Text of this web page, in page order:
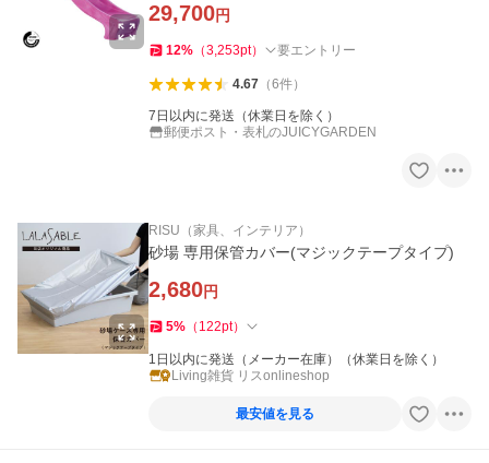
29,700円
12% （3,253pt） 要エントリー
4.67（6件）
7日以内に発送（休業日を除く）
郵便ポスト・表札のJUICYGARDEN
RISU（家具、インテリア）
砂場 専用保管カバー(マジックテープタイプ)
2,680円
5% （ 122pt）
1日以内に発送（メーカー在庫）（休業日を除く）
Living雑貨 リスonlineshop
最安値を見る